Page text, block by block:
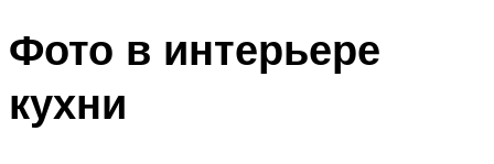
Фото в интерьере
кухни